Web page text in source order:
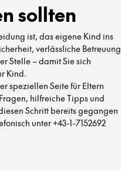
sollten
ist, das eigene Kind ins
verlässliche Betreuung
Stelle – damit Sie sich
Kind.
speziellen Seite für Eltern
hilfreiche Tipps und
Schritt bereits gegangen
unter +43-1-7152692